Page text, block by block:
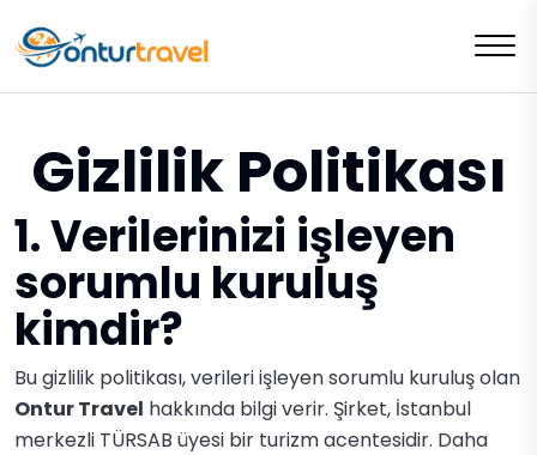
Gizlilik Politikası
1. Verilerinizi işleyen
sorumlu kuruluş
kimdir?
Bu gizlilik politikası, verileri işleyen sorumlu kuruluş olan
Ontur Travel hakkında bilgi verir. Şirket, İstanbul
merkezli TÜRSAB üyesi bir turizm acentesidir. Daha